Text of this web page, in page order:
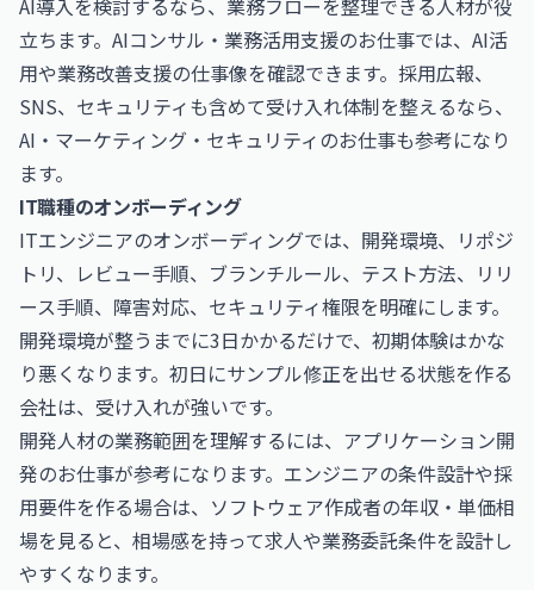
AI導入を検討するなら、業務フローを整理できる人材が役
立ちます。 AIコンサル・業務活用支援のお仕事では、AI活
用や業務改善支援の仕事像を確認できます。採用広報、
SNS、セキュリティも含めて受け入れ体制を整えるなら、
AI・マーケティング・セキュリティのお仕事も参考になり
ます。
IT職種のオンボーディング
ITエンジニアのオンボーディングでは、開発環境、リポジ
トリ、レビュー手順、ブランチルール、テスト方法、リリ
ース手順、障害対応、セキュリティ権限を明確にします。
開発環境が整うまでに3日かかるだけで、初期体験はかな
り悪くなります。初日にサンプル修正を出せる状態を作る
会社は、受け入れが強いです。
開発人材の業務範囲を理解するには、 アプリケーション開
発のお仕事が参考になります。エンジニアの条件設計や採
用要件を作る場合は、 ソフトウェア作成者の年収・単価相
場を見ると、相場感を持って求人や業務委託条件を設計し
やすくなります。